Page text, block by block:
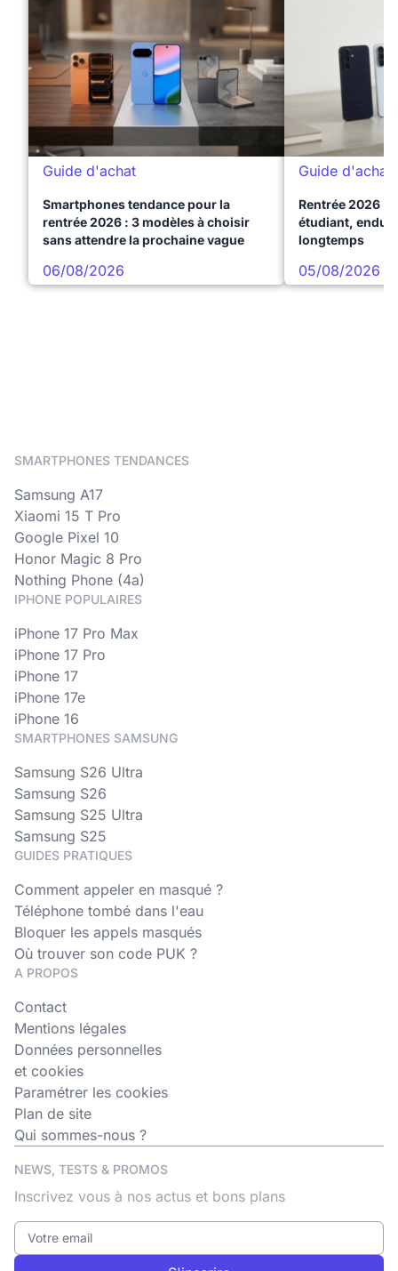
Guide d'achat
Smartphones tendance pour la
rentrée 2026 : 3 modèles à choisir
sans attendre la prochaine vague
06/08/2026
Guide d'achat
Rentrée 2026 :
étudiant,
longtemps
05/08/2026
SMARTPHONES TENDANCES
Samsung A17
Xiaomi 15 T Pro
Google Pixel 10
Honor Magic 8 Pro
Nothing Phone (4a)
IPHONE POPULAIRES
iPhone 17 Pro Max
iPhone 17 Pro
iPhone 17
iPhone 17e
iPhone 16
SMARTPHONES SAMSUNG
Samsung S26 Ultra
Samsung S26
Samsung S25 Ultra
Samsung S25
GUIDES PRATIQUES
Comment appeler en masqué ?
Téléphone tombé dans l'eau
Bloquer les appels masqués
Où trouver son code PUK ?
A PROPOS
Contact
Mentions légales
Données personnelles
et cookies
Paramétrer les cookies
Plan de site
Qui sommes-nous ?
NEWS, TESTS & PROMOS
Inscrivez vous à nos actus et bons plans